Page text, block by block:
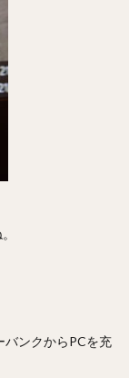
バンクからPCを充